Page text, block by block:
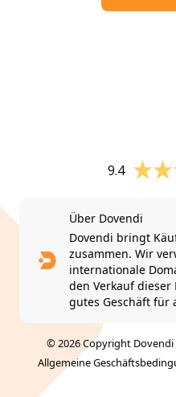
9.4
Über Dovendi
Dovendi bringt
zusammen. Wir
internationale
den Verkauf
gutes Geschäft für
© 2026 Copyright
Allgemeine